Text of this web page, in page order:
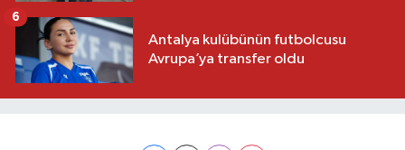
Antalya kulübünün futbolcusu
Avrupa’ya transfer oldu
6